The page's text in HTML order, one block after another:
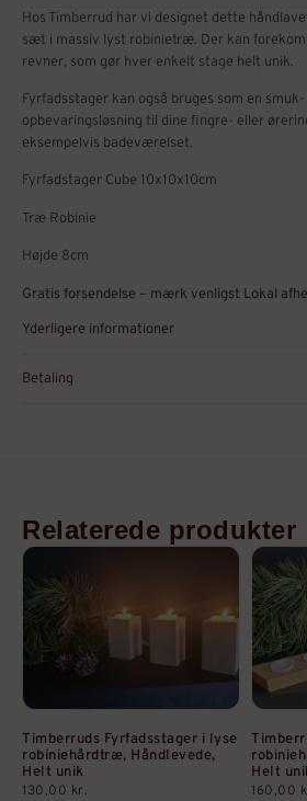
Hos Timberrud har vi designet dette
sæt i massiv lyst robinietræ. Der kan
revner, som gør hver enkelt stage helt unik.
Fyrfadsstager kan også bruges som en
opbevaringsløsning til dine fingre- eller
eksempelvis badeværelset.
Fyrfadstager Cube 10x10x10cm
Træ Robinie
Højde 8cm
Gratis forsendelse – mærk venligst Lokal
Yderligere informationer
Betaling
Relaterede produkter
Timberruds Fyrfadsstager i lyse
robiniehårdtræ, Håndlevede,
Helt unik
130,00 kr.
Helt
160,00